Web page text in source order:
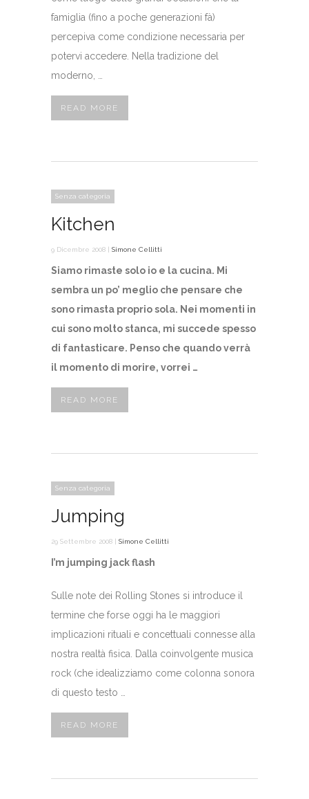
famiglia (fino a poche generazioni fà)
percepiva come condizione necessaria per
potervi accedere. Nella tradizione del
moderno, …
READ MORE
Senza categoria
Kitchen
9 Dicembre 2008 | Simone Cellitti
Siamo rimaste solo io e la cucina. Mi
sembra un po’ meglio che pensare che
sono rimasta proprio sola. Nei momenti in
cui sono molto stanca, mi succede spesso
di fantasticare. Penso che quando verrà
il momento di morire, vorrei …
READ MORE
Senza categoria
Jumping
29 Settembre 2008 | Simone Cellitti
I’m jumping jack flash
Sulle note dei Rolling Stones si introduce il
termine che forse oggi ha le maggiori
implicazioni rituali e concettuali connesse alla
nostra realtà fisica. Dalla coinvolgente musica
rock (che idealizziamo come colonna sonora
di questo testo …
READ MORE